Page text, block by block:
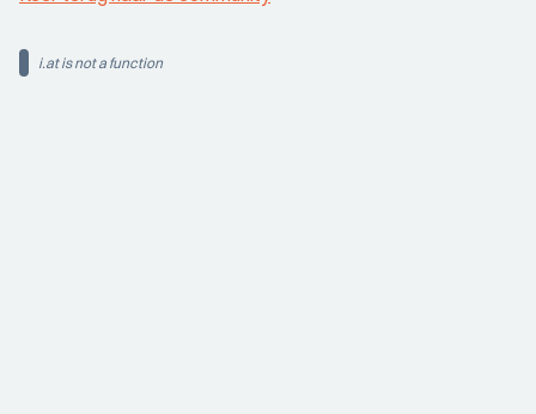
i.at is not a function